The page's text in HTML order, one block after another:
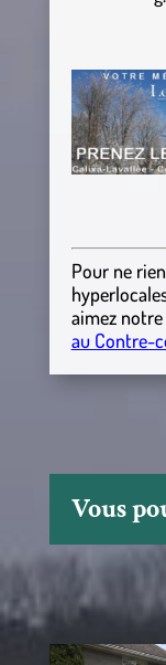
Pour ne
aimez notre
au Contre-
Vous